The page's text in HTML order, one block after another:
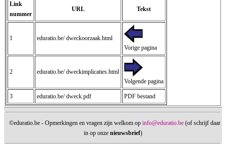
Link
nummer
URL Tekst
1
eduratio.be/ dweckoorzaak.html
Vorige pagina
2
eduratio.be/ dweckimplicaties.html
Volgende pagina
3 eduratio.be/ dweck.pdf PDF bestand
©eduratio.be - Opmerkingen en vragen zijn welkom op info@eduratio.be(of schrijf daar
in op onze nieuwsbrief)